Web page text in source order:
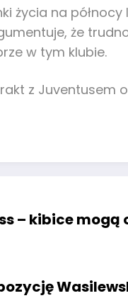
życia na
że
w tym klubie.
z Juventusem
– kibice